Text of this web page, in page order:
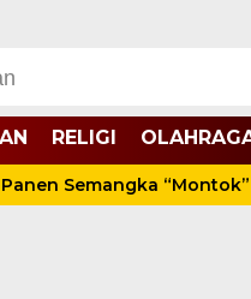
RELIGI
“Montok”